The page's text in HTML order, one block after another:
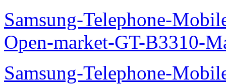
Samsung-Telephone-
Open-market-GT-B3310-
Samsung-Telephone-